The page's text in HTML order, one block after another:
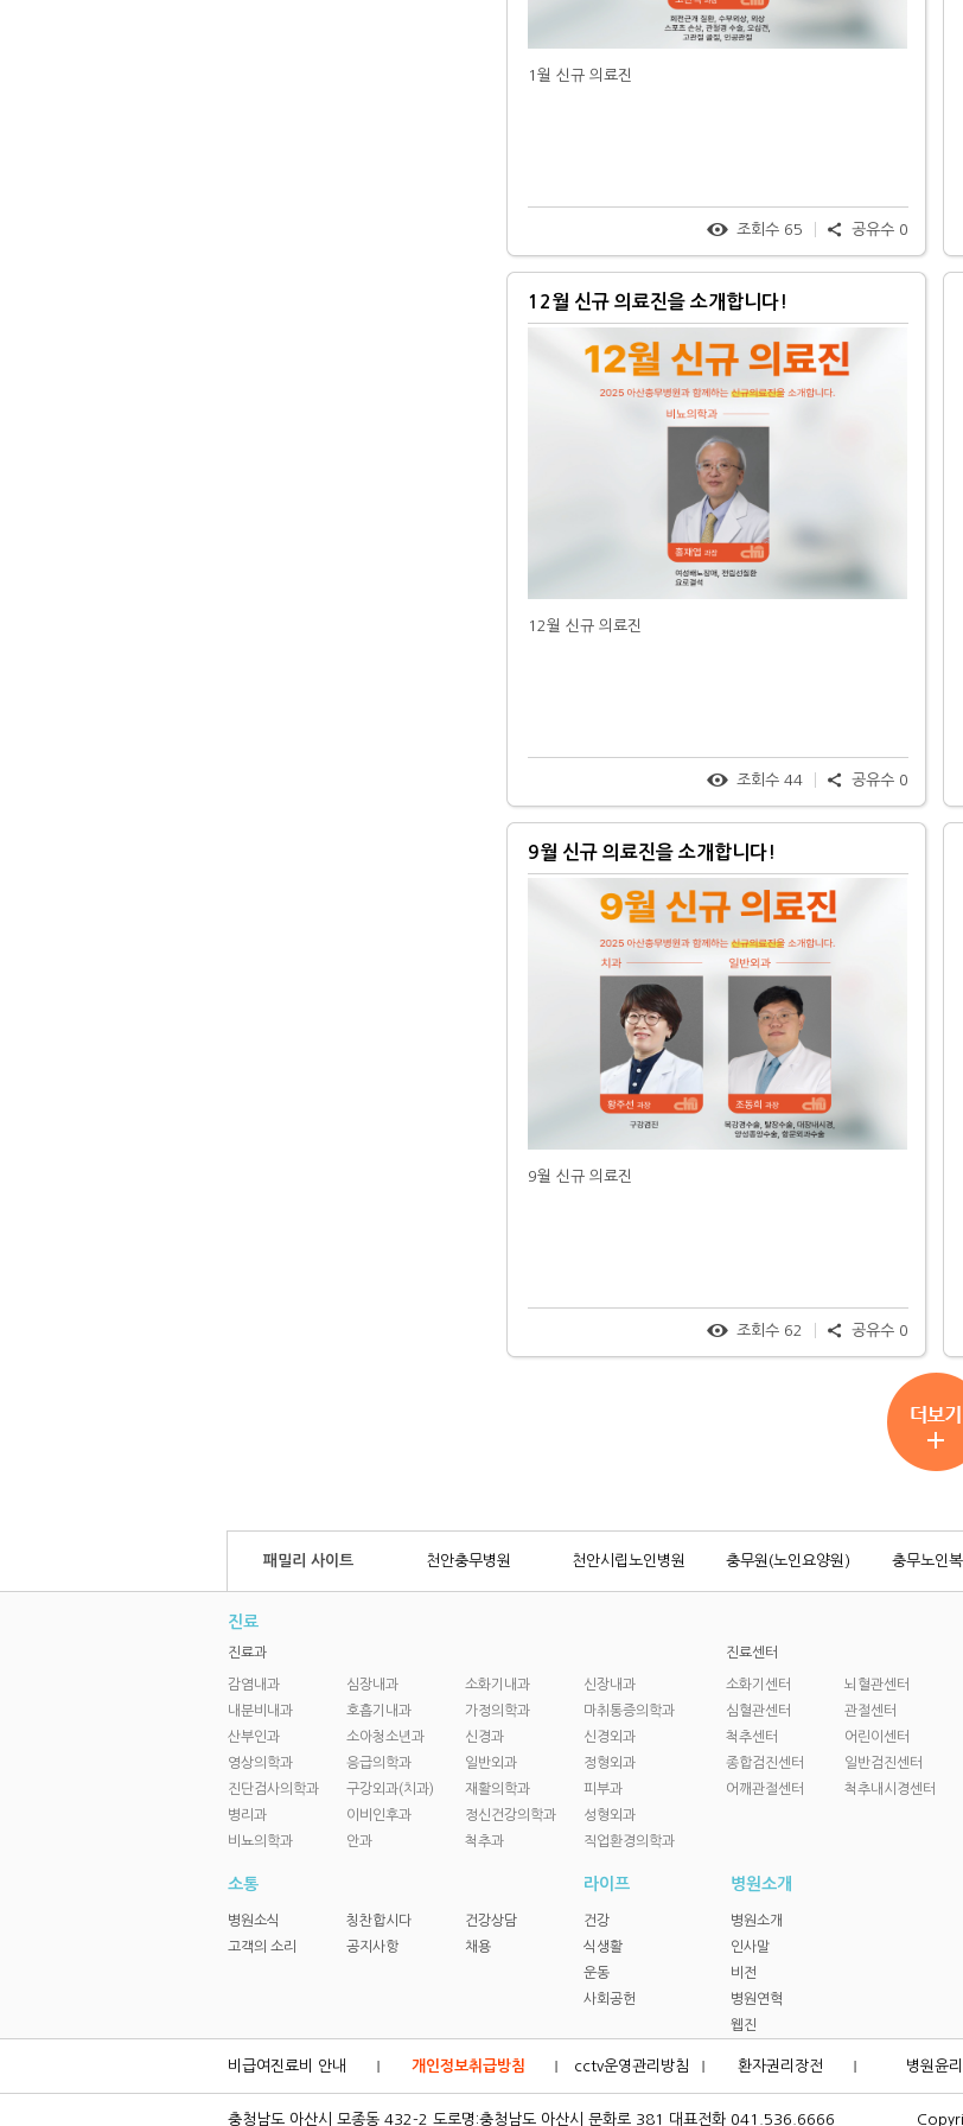
1월 신규 의료진
조회수 65 공유수 0
12월 신규 의료진을 소개합니다!
12월 신규 의료진
조회수 44 공유수 0
9월 신규 의료진을 소개합니다!
9월 신규 의료진
조회수 62 공유수 0
패밀리 사이트 천안충무병원 천안시립노인병원 충무원(노인요양원) 충무노인
진료
진료과
감염내과 심장내과 소화기내과
신장내과
내분비내과
호흡기내과 가정의학과
마취통증의학과
산부인과
소아청소년과 신경과
신경외과
영상의학과
응급의학과 일반외과
정형외과
진단검사의학과
구강외과(치과) 재활의학과
피부과
병리과
이비인후과 정신건강의학과
성형외과
비뇨의학과
안과 척추과 직업환경의학과
진료센터
소화기센터
뇌혈관센터
심혈관센터
관절센터
척추센터
어린이센터
종합검진센터
일반검진센터
어깨관절센터
척추내시경센터
소통
병원소식 칭찬합시다
건강상담
고객의 소리
공지사항 채용
라이프
건강
식생활
운동
사회공헌
병원소개
병원소개
인사말
비전
병원연혁
웹진
비급여진료비 안내 개인정보취급방침 cctv운영관리방침 환자권리장전 병원윤
충청남도 아산시 모종동 432-2 도로명:충청남도 아산시 문화로 381 대표전화 041.536.6666